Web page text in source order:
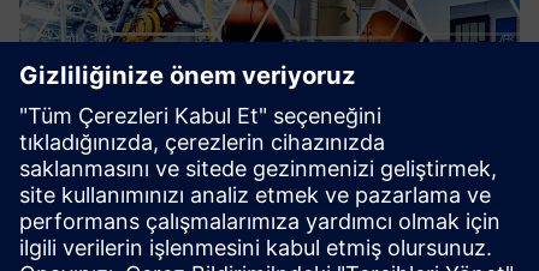
Migration of outdated DCS to
SIMATIC PCS7/PCS neo
Eski Dağıtılmış Kontrol Sistemlerinin modern, son teknoloji
Kontrol sistemlerine geçişi.
Siber güvenliği artırmak.